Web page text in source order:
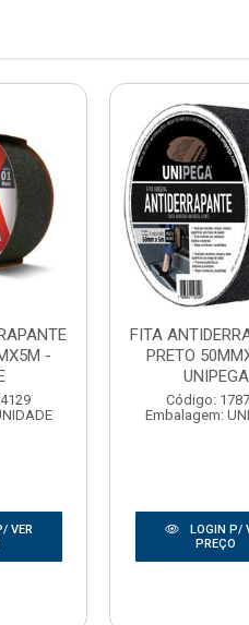
-
VER
FITA
PRETO
UNIPEGA
Código:
Embalagem:
LOGIN P/
PREÇO